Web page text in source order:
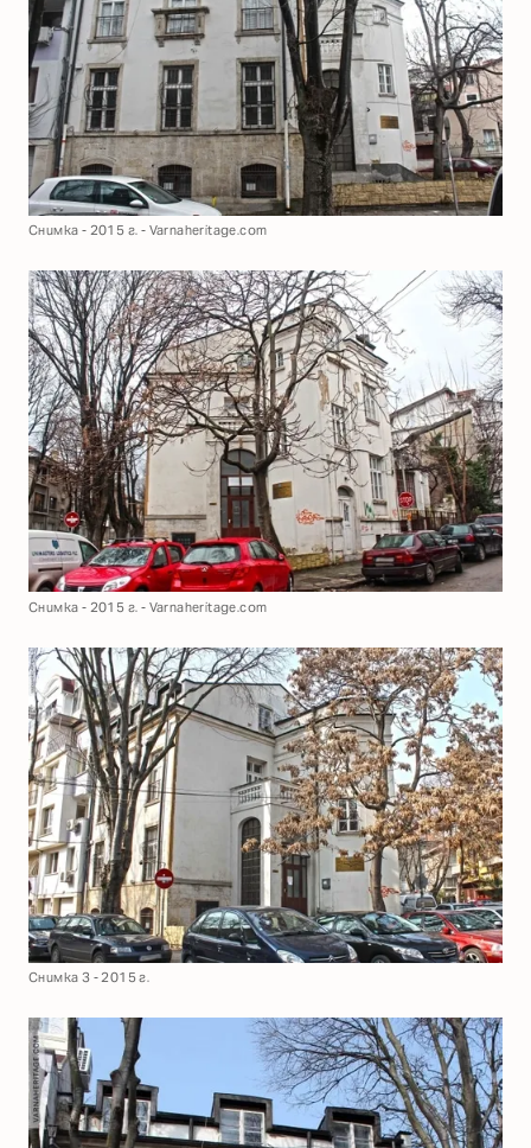
Снимка - 2015 г. - Varnaheritage.com
Снимка - 2015 г. - Varnaheritage.com
Снимка 3 - 2015 г.